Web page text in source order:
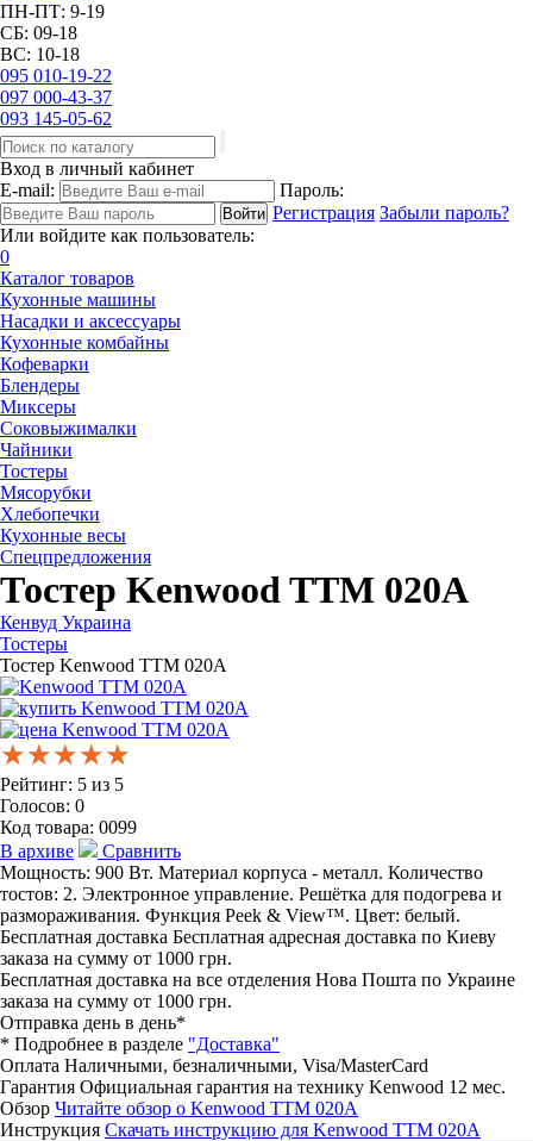
ПН-ПТ: 9-19
СБ: 09-18
ВС: 10-18
095 010-19-22
097 000-43-37
093 145-05-62
Вход в личный кабинет
E-mail:
Пароль:
Регистрация Забыли пароль?
Или войдите как пользователь:
0
Каталог товаров
Кухонные машины
Насадки и аксессуары
Кухонные комбайны
Кофеварки
Блендеры
Миксеры
Соковыжималки
Чайники
Тостеры
Мясорубки
Хлебопечки
Кухонные весы
Спецпредложения
Тостер Kenwood TTM 020A
Кенвуд Украина
Тостеры
Тостер Kenwood TTM 020A
★★★★★
★★★★★
★★★★★
Рейтинг: 5 из 5
Голосов: 0
Код товара: 0099
В архиве
Сравнить
Мощность: 900 Вт. Материал корпуса - металл. Количество
тостов: 2. Электронное управление. Решётка для подогрева и
размораживания. Функция Peek & View™. Цвет: белый.
Бесплатная доставка Бесплатная адресная доставка по Киеву
заказа на сумму от 1000 грн.
Бесплатная доставка на все отделения Нова Пошта по Украине
заказа на сумму от 1000 грн.
Отправка день в день*
* Подробнее в разделе "Доставка"
Оплата Наличными, безналичными, Visa/MasterCard
Гарантия Официальная гарантия на технику Kenwood 12 мес.
Обзор Читайте обзор о Kenwood TTM 020A
Инструкция Скачать инструкцию для Kenwood TTM 020A